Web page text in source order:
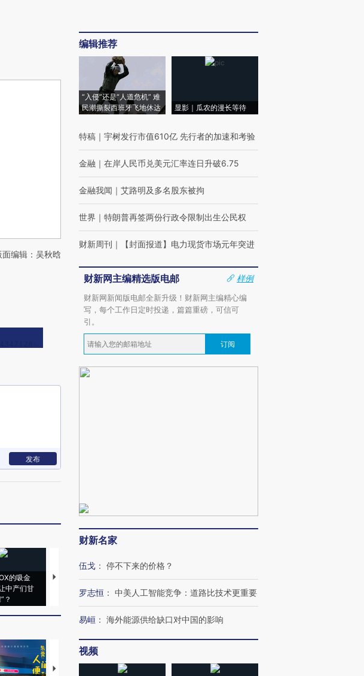
编辑：吴秋晗
发布
的吸金
中产们甘
？
马航飞行员跨国走私7万
粒摇头丸 尿检体内含3种
视线｜被称为“蟑螂”的印
度Z世代 用街头抗争将教
育部长拱下台
视线｜“入侵”还是“人道危
机”？难民潮撕裂西班牙
飞地休达
【推广】走进第四届链博
编辑推荐
“入侵”还是“人道危机” 难
民潮撕裂西班牙飞地休达
显影｜瓜农的漫长等待
特稿 ｜ 宇树发行市值610亿 先行者的加速和考验
金融 ｜ 在岸人民币兑美元汇率连日升破6.75
金融我闻 ｜ 艾路明及多名股东被拘
世界 ｜ 特朗普再签两份行政令限制出生公民权
财新周刊 ｜ 【封面报道】电力现货市场元年突进
财新网主编精选版电邮
样例
财新网新闻版电邮全新升级！财新网主编精心编
写，每个工作日定时投递，篇篇重磅，可信可
引。
订阅
财新名家
伍戈 ： 停不下来的价格？
罗志恒 ： 中美人工智能竞争：道路比技术更重要
易峘 ： 海外能源供给缺口对中国的影响
视频